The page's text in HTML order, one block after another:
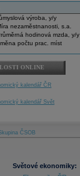
výroba, y/y
nezaměstnanosti, s.a.
hodinová mzda, y/y
počtu prac. míst
ONLINE
kalendář ČR
kalendář Svět
ČSOB
Světové ekonomiky: